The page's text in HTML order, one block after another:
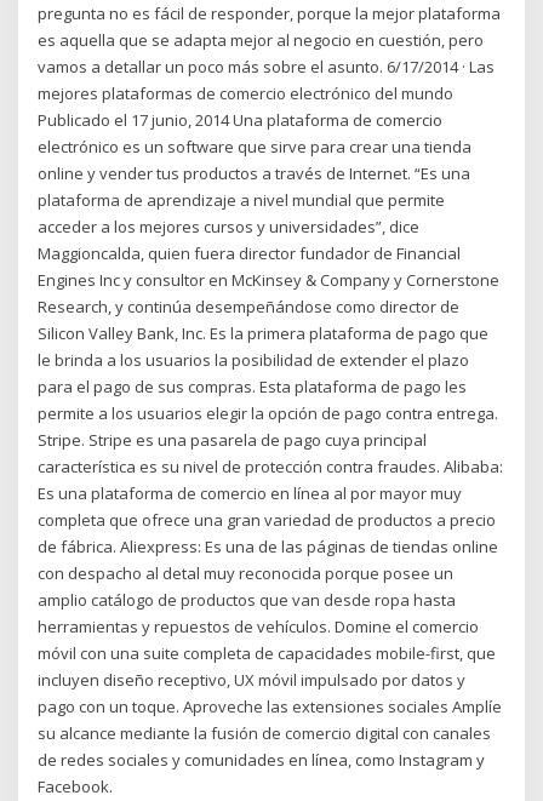
pregunta no es fácil de responder, porque la mejor plataforma
es aquella que se adapta mejor al negocio en cuestión, pero
vamos a detallar un poco más sobre el asunto. 6/17/2014 · Las
mejores plataformas de comercio electrónico del mundo
Publicado el 17 junio, 2014 Una plataforma de comercio
electrónico es un software que sirve para crear una tienda
online y vender tus productos a través de Internet. “Es una
plataforma de aprendizaje a nivel mundial que permite
acceder a los mejores cursos y universidades”, dice
Maggioncalda, quien fuera director fundador de Financial
Engines Inc y consultor en McKinsey & Company y Cornerstone
Research, y continúa desempeñándose como director de
Silicon Valley Bank, Inc. Es la primera plataforma de pago que
le brinda a los usuarios la posibilidad de extender el plazo
para el pago de sus compras. Esta plataforma de pago les
permite a los usuarios elegir la opción de pago contra entrega.
Stripe. Stripe es una pasarela de pago cuya principal
característica es su nivel de protección contra fraudes. Alibaba:
Es una plataforma de comercio en línea al por mayor muy
completa que ofrece una gran variedad de productos a precio
de fábrica. Aliexpress: Es una de las páginas de tiendas online
con despacho al detal muy reconocida porque posee un
amplio catálogo de productos que van desde ropa hasta
herramientas y repuestos de vehículos. Domine el comercio
móvil con una suite completa de capacidades mobile-first, que
incluyen diseño receptivo, UX móvil impulsado por datos y
pago con un toque. Aproveche las extensiones sociales Amplíe
su alcance mediante la fusión de comercio digital con canales
de redes sociales y comunidades en línea, como Instagram y
Facebook.